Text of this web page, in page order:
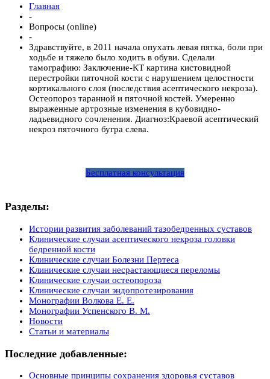
Главная
-
Вопросы (online)
-
Здравствуйте, в 2011 начала опухать левая пятка, боли при
ходьбе и тяжело было ходить в обуви. Сделали
тамографию: Заключение-КТ картина кистовидной
перестройки пяточной кости с нарушением целостности
кортикального слоя (последствия асептического некроза).
Остеопороз таранной и пяточной костей. Умеренно
выраженные артрозные изменения в кубовидно-
ладьевидного сочленения. Диагноз:Краевой асептический
некроз пяточного бугра слева.
Бесплатная консультация
Разделы:
Истории развития заболеваний тазобедренных суставов
Клинические случаи асептического некроза головки
бедренной кости
Клинические случаи Болезни Пертеса
Клинические случаи несрастающиеся переломы
Клинические случаи остеопороза
Клинические случаи эндопротезирования
Монографии Волкова Е. Е.
Монографии Успенского В. М.
Новости
Статьи и материалы
Последние добавленные:
Основные принципы сохранения здоровья суставов